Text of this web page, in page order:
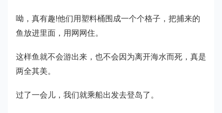
呦，真有趣!他们用塑料桶围成一个个格子，把捕来的
鱼放进里面，用网网住。
这样鱼就不会游出来，也不会因为离开海水而死，真是
两全其美。
过了一会儿，我们就乘船出发去登岛了。